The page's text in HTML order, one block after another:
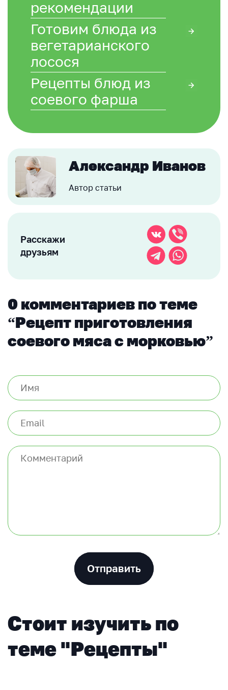
рекомендации
Готовим блюда из
вегетарианского
лосося
Рецепты блюд из
соевого фарша
Александр Иванов
Автор статьи
Расскажи
друзьям
0 комментариев по теме
“Рецепт приготовления
соевого мяса с морковью”
Отправить
Стоит изучить по
теме "Рецепты"